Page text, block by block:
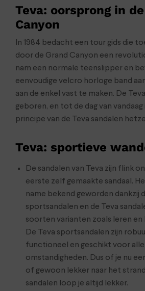
Teva: oorsprong in
Canyon
In 1984 bedacht een tour gids die
door de Grand Canyon een
nam een normale teenslipper en
eenvoudige velcro horloge band
aan de enkel vast te maken. De
geboren, en tot de dag van vandaag
principe van de Teva sandalen
Teva: sportieve
De sandalen van Teva zijn flink
eerste zelf gemaakte sandaal.
name bekend geworden dankzij
sportsandalen en de Teva
soorten varianten zoals leren en
De Teva sportsandalen zijn
functioneel en geschikt voor
omstandigheden. Dus of je nu
of gewoon lekker naar het
sandalen loop je altijd lekker.